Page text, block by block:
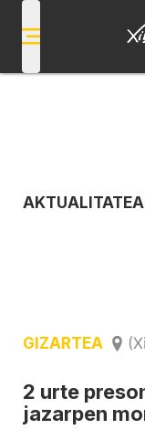
AKTUALITATEA
GIZARTEA
2 urte
jazarpen